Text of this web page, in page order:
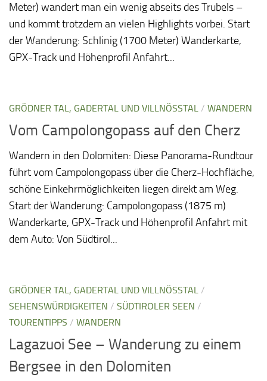
Meter) wandert man ein wenig abseits des Trubels –
und kommt trotzdem an vielen Highlights vorbei. Start
der Wanderung: Schlinig (1700 Meter) Wanderkarte,
GPX-Track und Höhenprofil Anfahrt...
GRÖDNER TAL, GADERTAL UND VILLNÖSSTAL / WANDERN
Vom Campolongopass auf den Cherz
Wandern in den Dolomiten: Diese Panorama-Rundtour
führt vom Campolongopass über die Cherz-Hochfläche,
schöne Einkehrmöglichkeiten liegen direkt am Weg.
Start der Wanderung: Campolongopass (1875 m)
Wanderkarte, GPX-Track und Höhenprofil Anfahrt mit
dem Auto: Von Südtirol...
GRÖDNER TAL, GADERTAL UND VILLNÖSSTAL
/
SEHENSWÜRDIGKEITEN / SÜDTIROLER SEEN /
TOURENTIPPS / WANDERN
Lagazuoi See – Wanderung zu einem
Bergsee in den Dolomiten